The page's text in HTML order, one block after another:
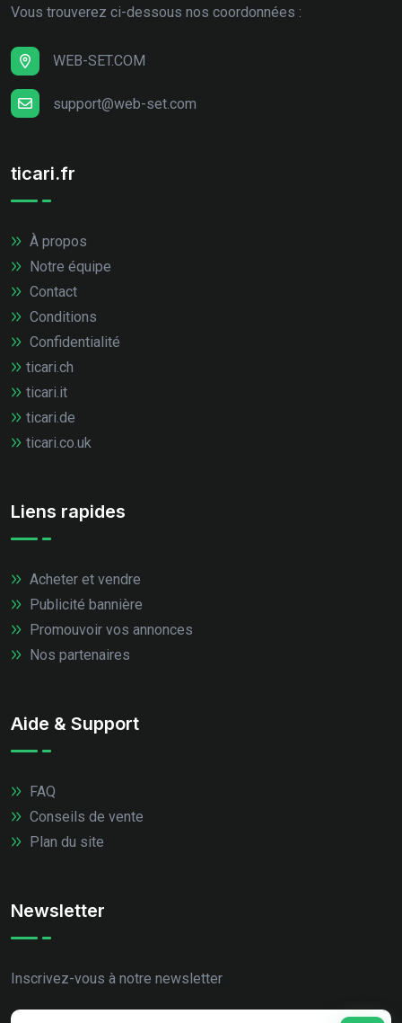
Vous trouverez ci-dessous nos coordonnées :
WEB-SET.COM
support@web-set.com
ticari.fr
À propos
Notre équipe
Contact
Conditions
Confidentialité
ticari.ch
ticari.it
ticari.de
ticari.co.uk
Liens rapides
Acheter et vendre
Publicité bannière
Promouvoir vos annonces
Nos partenaires
Aide & Support
FAQ
Conseils de vente
Plan du site
Newsletter
Inscrivez-vous à notre newsletter